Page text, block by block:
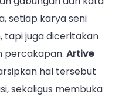
setiap karya seni
tapi juga diceritakan
percakapan. Artive
hal tersebut
sekaligus membuka